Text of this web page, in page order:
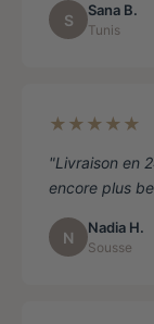
S
Sana B.
Tunis
★★★★★
"Livraison en
encore plus
N
Nadia H.
Sousse